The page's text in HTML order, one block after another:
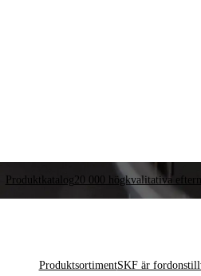
Produktkatalog20 000 högkvalitativa
ProduktsortimentSKF är